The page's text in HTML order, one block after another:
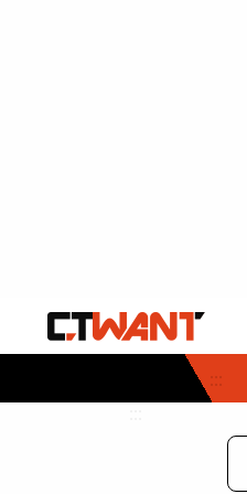
:::
社會首頁
時事